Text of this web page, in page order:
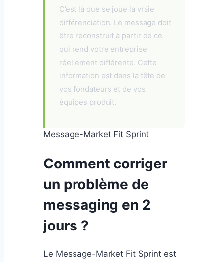
C’est là que se joue la vraie
différenciation. Le message doit
être reconstruit à partir de ce
qui rend votre entreprise
réellement différente. Cette
information est dans la tête de
vos fondateurs et de vos
équipes produit.
Message-Market Fit Sprint
Comment corriger
un problème de
messaging en 2
jours ?
Le Message-Market Fit Sprint est